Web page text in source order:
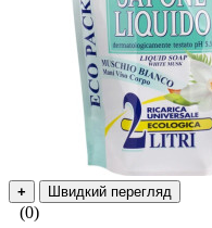
+ Швидкий перегляд
(0)